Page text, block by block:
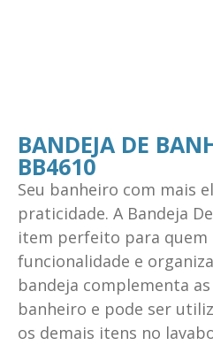
BANDEJA DE
BB4610
Seu banheiro com mais
praticidade. A Bandeja
item perfeito para quem
funcionalidade e
bandeja complementa
banheiro e pode ser
os demais itens no